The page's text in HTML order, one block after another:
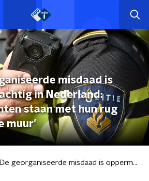
misdaad is
in Nederland:
staan met hun rug
muur'
De georganiseerde misdaad is oppermachtig in Nederland: 'Gemeenten staan met hun rug tegen de muur'